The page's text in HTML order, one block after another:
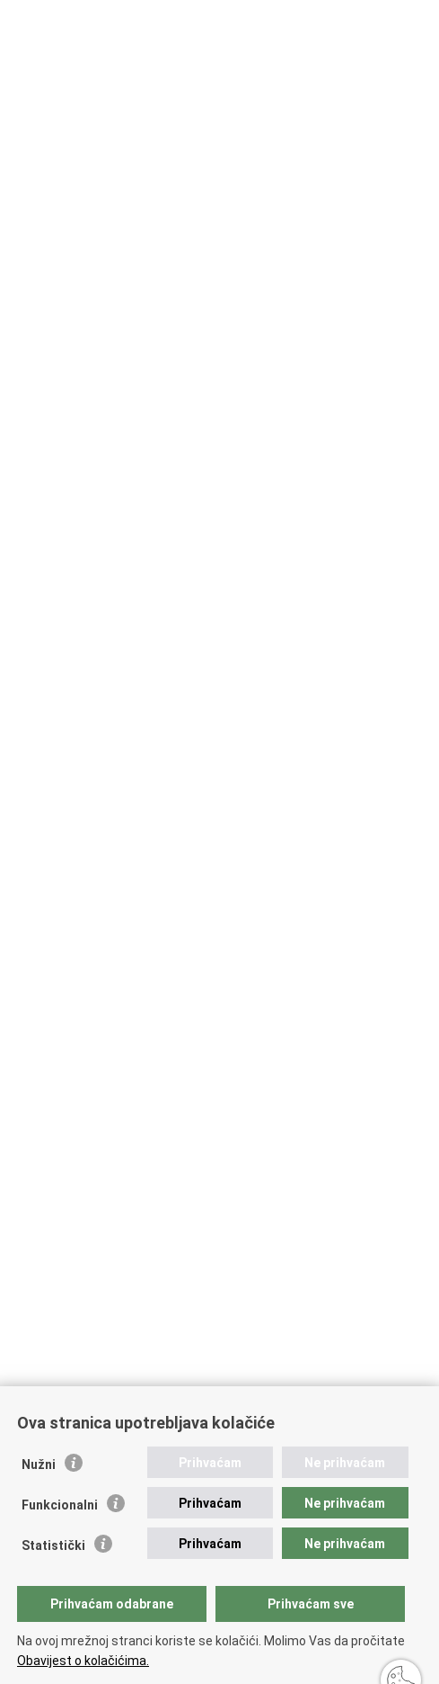
Važne poveznice
EMN Nacionalna kontaktna točka za Republiku Hrvatsku
Policijska akademija
Zaklada policijske solidarnosti
Sindikati
Udruge
Dom zdravlja MUP-a
Ova stranica upotrebljava kolačiće
Nužni Prihvaćam Ne prihvaćam
Funkcionalni Prihvaćam Ne prihvaćam
Statistički Prihvaćam Ne prihvaćam
Prihvaćam odabrane Prihvaćam sve
Na ovoj mrežnoj stranci koriste se kolačići. Molimo Vas da pročitate
Obavijest o kolačićima.